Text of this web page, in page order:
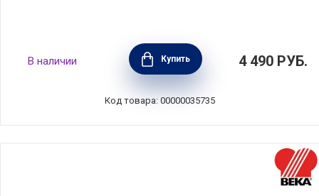
Крышка стеклянная ESSENTIAL 20 см, BEKA,
Бельгия, 100875
В наличии Купить 4 490 РУБ.
Код товара: 00000035735